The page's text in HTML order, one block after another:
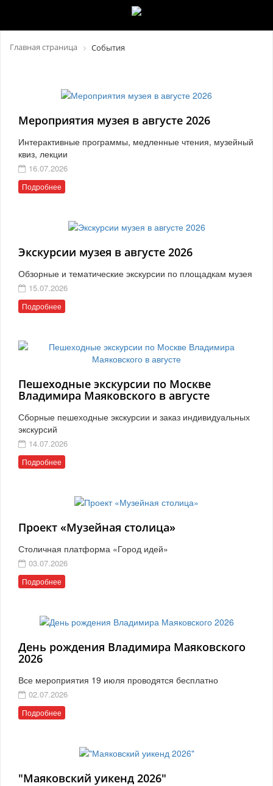
Главная страница События
Мероприятия музея в августе 2026
Интерактивные программы, медленные чтения, музейный
квиз, лекции
16.07.2026
Подробнее
Экскурсии музея в августе 2026
Обзорные и тематические экскурсии по площадкам музея
15.07.2026
Подробнее
Пешеходные экскурсии по Москве
Владимира Маяковского в августе
Сборные пешеходные экскурсии и заказ индивидуальных
экскурсий
14.07.2026
Подробнее
Проект «Музейная столица»
Столичная платформа «Город идей»
03.07.2026
Подробнее
День рождения Владимира Маяковского
2026
Все мероприятия 19 июля проводятся бесплатно
02.07.2026
Подробнее
"Маяковский уикенд 2026"